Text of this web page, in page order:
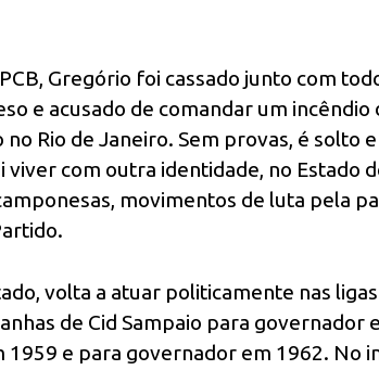
Gregório foi cassado junto com
e acusado de comandar um incêndio
Rio de Janeiro. Sem provas, é solto e
com outra identidade, no Estado
movimentos de luta pela
volta a atuar politicamente nas ligas
de Cid Sampaio para governador
e para governador em 1962. No